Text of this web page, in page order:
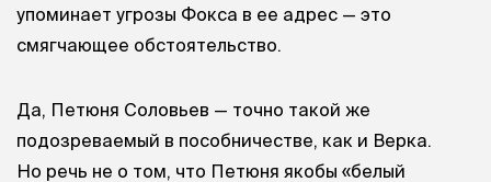
упоминает угрозы Фокса в ее адрес — это
смягчающее обстоятельство.
Да, Петюня Соловьев — точно такой же
подозреваемый в пособничестве, как и Верка.
Но речь не о том, что Петюня якобы «белый